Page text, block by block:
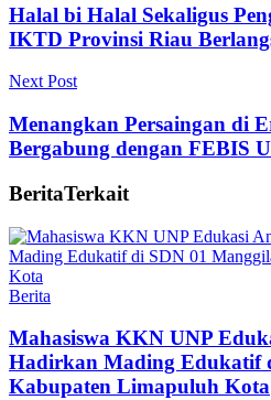
Halal bi Halal Sekaligus
IKTD Provinsi Riau
Next Post
Menangkan Persaingan di
Bergabung dengan FEBIS
BeritaTerkait
Berita
Mahasiswa KKN UNP
Hadirkan Mading Edukatif
Kabupaten Limapuluh Kota